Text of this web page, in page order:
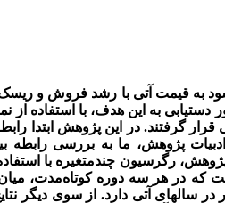
به قیمت آتی با رشد فروش و
به این هدف، با استفاده از
1393 انتخاب و مورد بررسی قرار گرفتند. در این
پژوهش، ما به بررسی
که در هر سه دوره کوتاه‌مدت،
سال­های آتی دارد. از سوی دیگر